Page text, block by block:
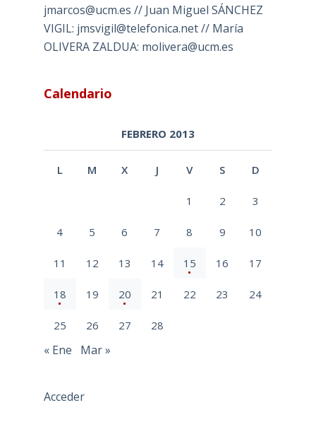
jmarcos@ucm.es // Juan Miguel SÁNCHEZ
VIGIL: jmsvigil@telefonica.net // María
OLIVERA ZALDUA: molivera@ucm.es
Calendario
FEBRERO 2013
L M X J V S D
1 2 3
4 5 6 7 8 9 10
11 12 13 14 15 16 17
18 19 20 21 22 23 24
25 26 27 28
« Ene Mar »
Acceder